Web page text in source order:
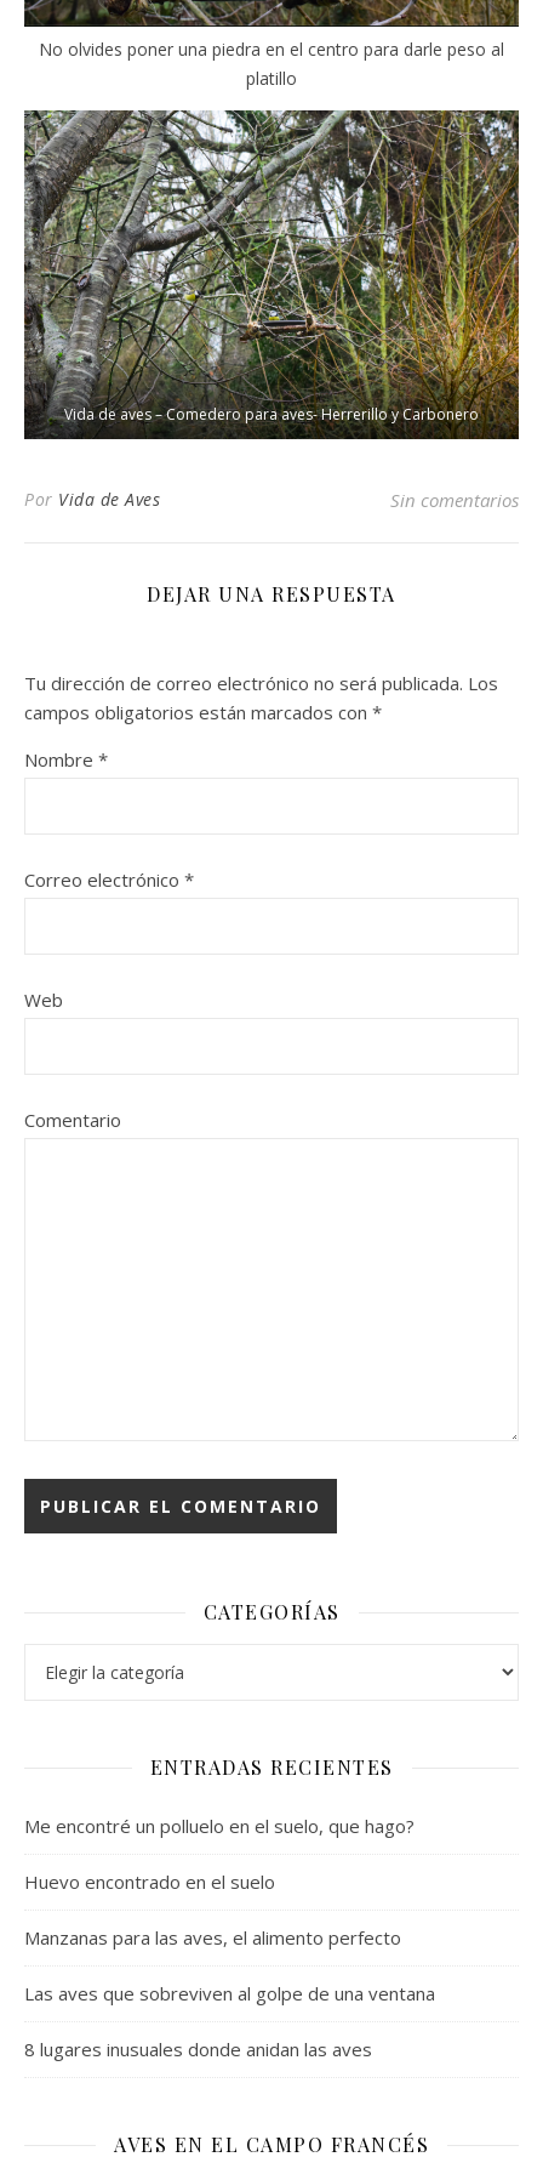
No olvides poner una piedra en el centro para darle peso al
platillo
Vida de aves – Comedero para aves- Herrerillo y Carbonero
Por Vida de Aves Sin comentarios
DEJAR UNA RESPUESTA
Tu dirección de correo electrónico no será publicada. Los
campos obligatorios están marcados con *
Nombre *
Correo electrónico *
Web
Comentario
CATEGORÍAS
ENTRADAS RECIENTES
Me encontré un polluelo en el suelo, que hago?
Huevo encontrado en el suelo
Manzanas para las aves, el alimento perfecto
Las aves que sobreviven al golpe de una ventana
8 lugares inusuales donde anidan las aves
AVES EN EL CAMPO FRANCÉS